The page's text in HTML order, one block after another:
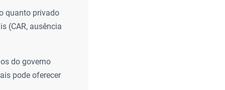
quanto privado
(CAR, ausência
do governo
pode oferecer